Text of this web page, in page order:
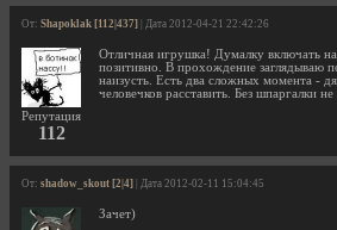
От: Shapoklak [112|437] | Дата 2012-04-21 22:42:26
Репутация
112
Отличная игрушка! Думалку включать
позитивно. В прохождение заглядываю
наизусть. Есть два сложных момента -
человечков расставить. Без шпаргалки не
От: shadow_skout [2|4] | Дата 2012-02-11 15:04:45
Зачет)